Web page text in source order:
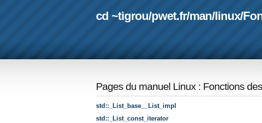
cd ~tigrou/pwet.fr/man/linux/
Pages du manuel Linux : Fonctions
std::_List_base__List_impl
std::_List_const_iterator